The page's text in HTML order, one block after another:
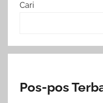
Cari
Pos-pos